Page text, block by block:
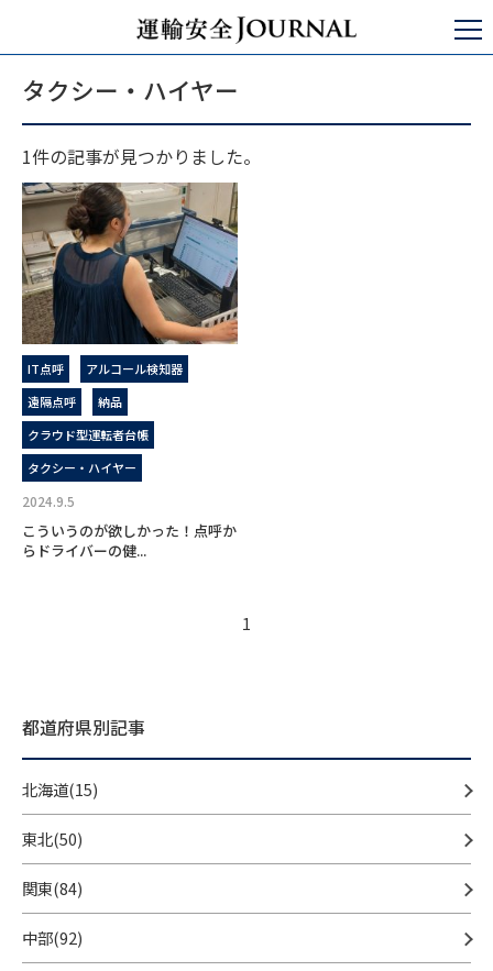
タクシー・ハイヤー
タクシー・ハイヤー
1件の記事が見つかりました。
IT点呼
アルコール検知器
遠隔点呼
納品
クラウド型運転者台帳
タクシー・ハイヤー
2024.9.5
こういうのが欲しかった！点呼か
らドライバーの健...
1
都道府県別記事
北海道(15)
東北(50)
関東(84)
中部(92)